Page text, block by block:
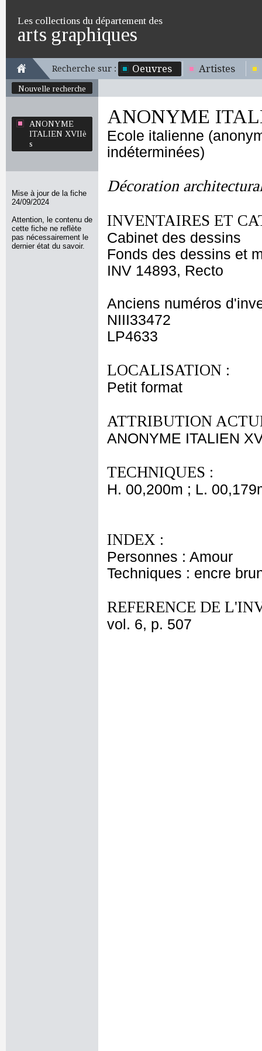
Les collections du département des
arts graphiques
Recherche sur : Oeuvres Artistes
Nouvelle recherche
ANONYME
ITALIEN XVIIè
s
Mise à jour de la fiche
24/09/2024
Attention, le contenu de
cette fiche ne reflète
pas nécessairement le
dernier état du savoir.
ANONYME
Ecole italienne
indéterminées)
Décoration
INVENTAIRES ET
Cabinet des dessins
Fonds des dessins et
INV 14893, Recto
Anciens numéros
NIII33472
LP4633
LOCALISATION :
Petit format
ATTRIBUTION
ANONYME ITALIEN
TECHNIQUES :
H. 00,200m ; L.
INDEX :
Personnes : Amour
Techniques : encre
REFERENCE DE
vol. 6, p. 507